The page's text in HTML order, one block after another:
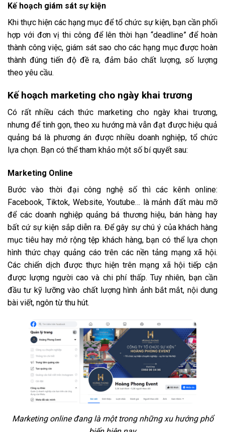
Kế hoạch giám sát sự kiện
Khi thực hiện các hạng mục để tổ chức sự kiện, bạn cần phối
hợp với đơn vị thi công để lên thời hạn “deadline” để hoàn
thành công việc, giám sát sao cho các hạng mục được hoàn
thành đúng tiến độ đề ra, đảm bảo chất lượng, số lượng
theo yêu cầu.
Kế hoạch marketing cho ngày khai trương
Có rất nhiều cách thức marketing cho ngày khai trương,
nhưng để tinh gọn, theo xu hướng mà vẫn đạt được hiệu quả
quảng bá là phương án được nhiều doanh nghiệp, tổ chức
lựa chọn. Bạn có thể tham khảo một số bí quyết sau:
Marketing Online
Bước vào thời đại công nghệ số thì các kênh online:
Facebook, Tiktok, Website, Youtube… là mảnh đất màu mỡ
để các doanh nghiệp quảng bá thương hiệu, bán hàng hay
bất cứ sự kiện sắp diễn ra. Để gây sự chú ý của khách hàng
mục tiêu hay mở rộng tệp khách hàng, bạn có thể lựa chọn
hình thức chạy quảng cáo trên các nền tảng mạng xã hội.
Các chiến dịch được thực hiện trên mạng xã hội tiếp cận
được lượng người cao và chi phí thấp. Tuy nhiên, bạn cần
đầu tư kỹ lưỡng vào chất lượng hình ảnh bắt mắt, nội dung
bài viết, ngôn từ thu hút.
Marketing online đang là một trong những xu hướng phổ